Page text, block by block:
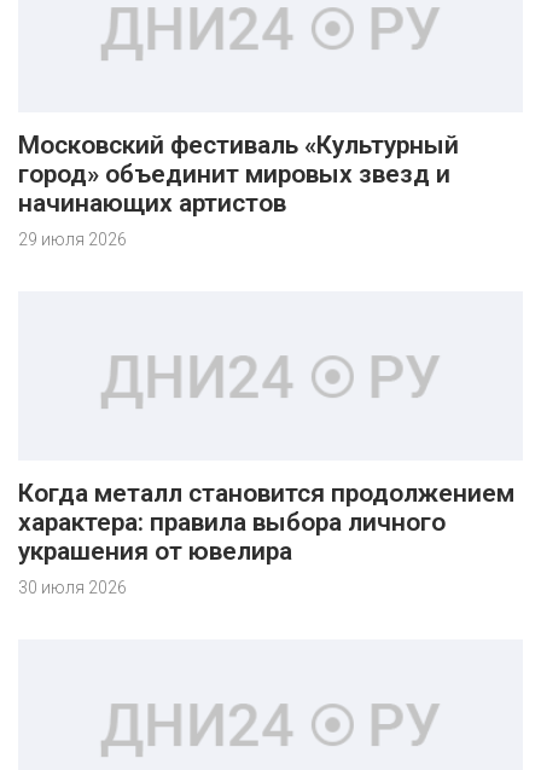
Московский фестиваль «Культурный
город» объединит мировых звезд и
начинающих артистов
29 июля 2026
Когда металл становится продолжением
характера: правила выбора личного
украшения от ювелира
30 июля 2026